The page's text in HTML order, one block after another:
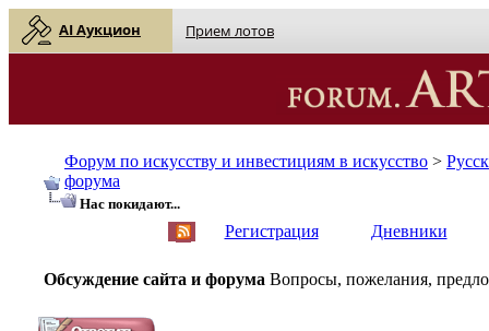
AI Аукцион Прием лотов
Форум по искусству и инвестициям в искусство >
форума
Нас покидают...
Регистрация Дневники
Обсуждение сайта и форума Вопросы, пожелания,